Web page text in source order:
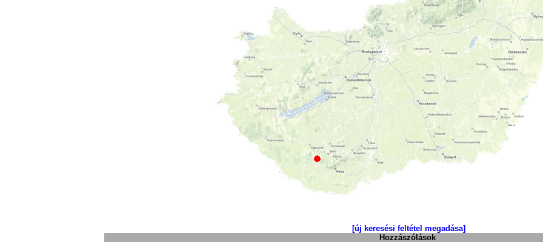
[új keresési feltétel megadása]
Hozzászólások